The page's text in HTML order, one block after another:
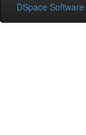
DSpace Software